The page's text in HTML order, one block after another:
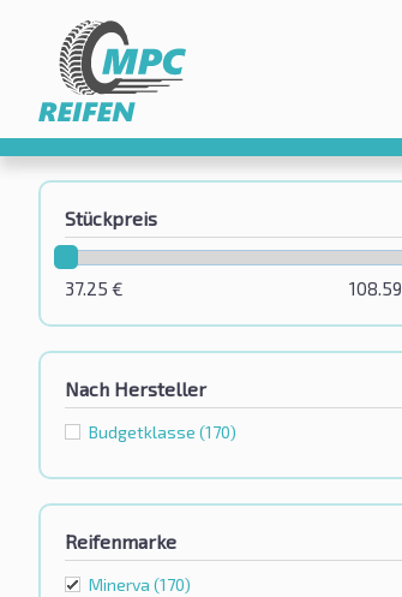
Stückpreis
108.59
37.25 €
Nach Hersteller
Budgetklassе (170)
Reifenmarke
Minerva (170)